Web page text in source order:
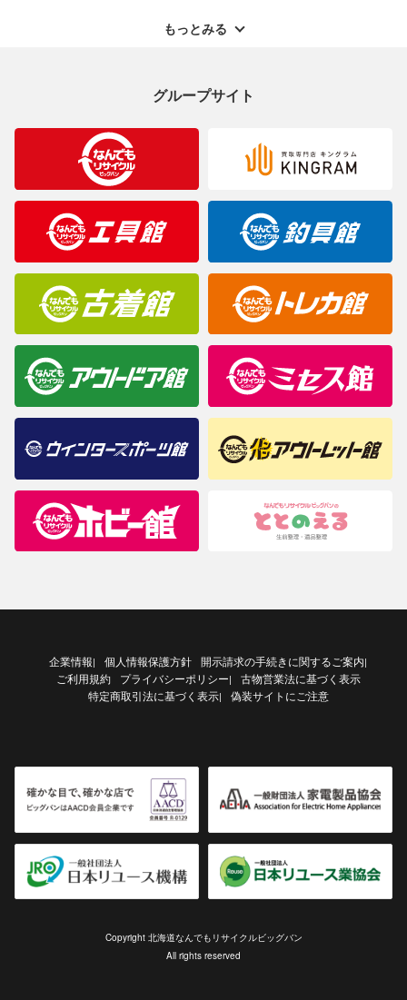
ご理解くださいますようお願い申し上げます。
合がございますのでご了承ください。
※表記したカラー名は、当社が判断した名称を掲載しています。
製造元が定めたカラー名と異なることもあります。色調などご不
明なことがありましたらご購入前にお問い合わせください。
商品について
もっとみる
グループサイト
企業情報| 個人情報保護方針 開示請求の手続きに関するご案内|
ご利用規約 プライバシーポリシー|
古物営業法に基づく表示
特定商取引法に基づく表示| 偽装サイトにご注意
Copyright 北海道なんでもリサイクルビッグバン
All rights reserved